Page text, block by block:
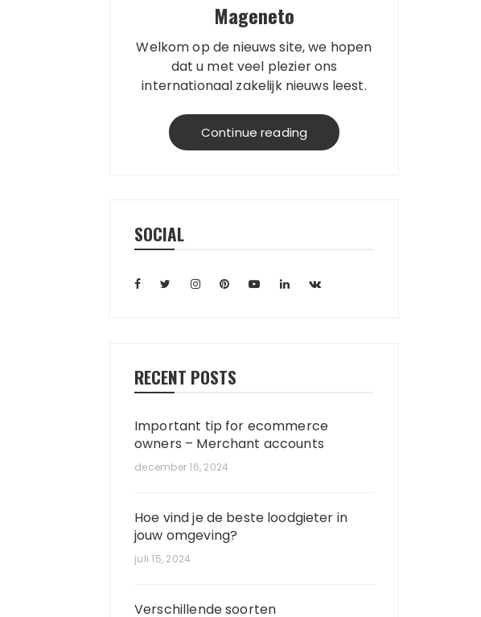
Mageneto
Welkom op de nieuws site, we hopen
dat u met veel plezier ons
internationaal zakelijk nieuws leest.
Nachrichtenseite. Wir wünschen
Ihnen viel Spaß beim Lesen unserer
Continue reading
SOCIAL
RECENT POSTS
Important tip for ecommerce
owners – Merchant accounts
december 16, 2024
Hoe vind je de beste loodgieter in
jouw omgeving?
juli 15, 2024
Verschillende soorten